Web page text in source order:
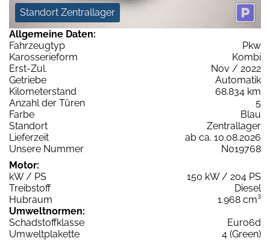
Standort Zentrallager
Allgemeine Daten:
Fahrzeugtyp
Pkw
Karosserieform
Kombi
Erst-Zul.
Nov / 2022
Getriebe
Automatik
Kilometerstand
68.834 km
Anzahl der Türen
5
Farbe
Blau
Standort
Zentrallager
Lieferzeit
ab ca. 10.08.2026
Unsere Nummer
N019768
Motor:
kW / PS
150 kW / 204 PS
Treibstoff
Diesel
Hubraum
1.968 cm³
Umweltnormen:
Schadstoffklasse
Euro6d
Umweltplakette
4 (Green)